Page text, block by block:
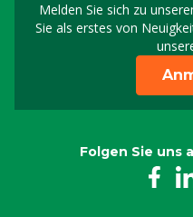
Melden Sie sich zu
Sie als erstes von
Folgen Sie uns